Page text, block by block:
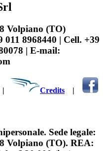
Volpiano (TO)
011 8968440 | Cell. +39
| E-mail:
Credits |
Sede legale:
Volpiano (TO). REA: